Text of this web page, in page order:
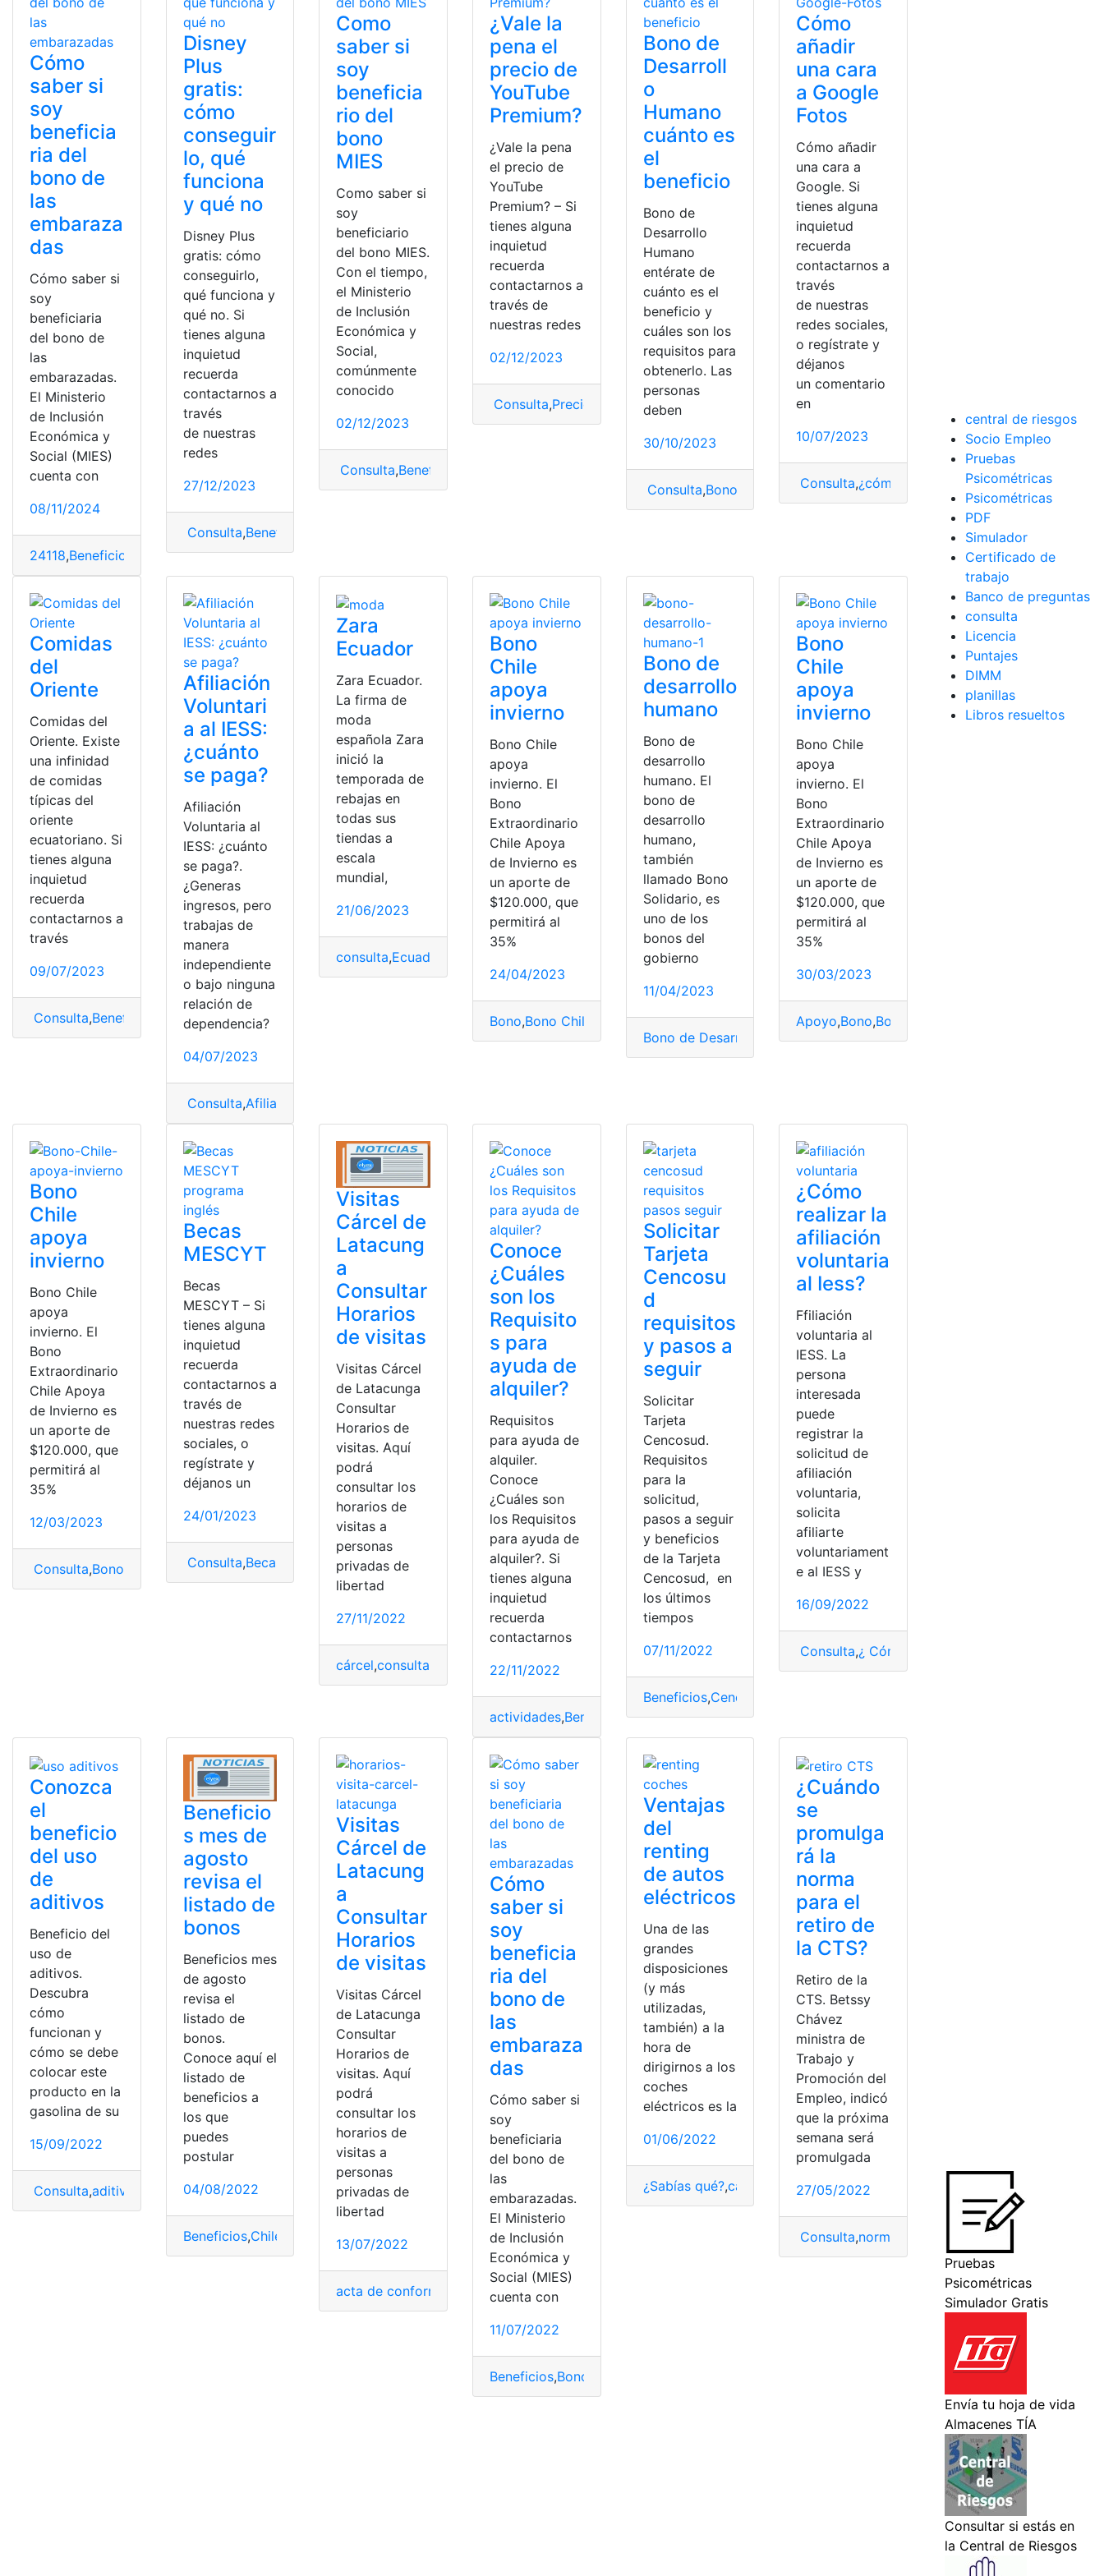
Cómo
saber si
soy
beneficia
ria del
bono de
las
embaraza
das
Cómo saber si
soy
beneficiaria
del bono de
las
embarazadas.
El Ministerio
de Inclusión
Económica y
Social (MIES)
cuenta con
08/11/2024
24118,Beneficio mies,Plataforma,Proyecto
Disney
Plus
gratis:
cómo
conseguir
lo, qué
funciona
y qué no
Disney Plus
gratis: cómo
conseguirlo,
qué funciona y
qué no. Si
tienes alguna
inquietud
recuerda
contactarnos a
través
de nuestras
redes
27/12/2023
Consulta,Beneficios
Como
saber si
soy
beneficia
rio del
bono
MIES
Como saber si
soy
beneficiario
del bono MIES.
Con el tiempo,
el Ministerio
de Inclusión
Económica y
Social,
comúnmente
conocido
02/12/2023
Consulta,Beneficiario Bono MIES,mies
¿Vale la
pena el
precio de
YouTube
Premium?
¿Vale la pena
el precio de
YouTube
Premium? – Si
tienes alguna
inquietud
recuerda
contactarnos a
través de
nuestras redes
02/12/2023
Consulta,Precio YouTube,YouTube Premium
Bono de
Desarroll
o
Humano
cuánto es
el
beneficio
Bono de
Desarrollo
Humano
entérate de
cuánto es el
beneficio y
cuáles son los
requisitos para
obtenerlo. Las
personas
deben
30/10/2023
Consulta,Bono desarrollo,Desarrollo Humano
Cómo
añadir
una cara
a Google
Fotos
Cómo añadir
una cara a
Google. Si
tienes alguna
inquietud
recuerda
contactarnos a
través
de nuestras
redes sociales,
o regístrate y
déjanos
un comentario
en
10/07/2023
Consulta,¿cómo lo hago? Google,Google Fotos
Comidas
del
Oriente
Comidas del
Oriente. Existe
una infinidad
de comidas
típicas del
oriente
ecuatoriano. Si
tienes alguna
inquietud
recuerda
contactarnos a
través
09/07/2023
Consulta,Beneficios Comidas,Oriente,Oriente Ecuatoriano
Afiliación
Voluntari
a al IESS:
¿cuánto
se paga?
Afiliación
Voluntaria al
IESS: ¿cuánto
se paga?.
¿Generas
ingresos, pero
trabajas de
manera
independiente
o bajo ninguna
relación de
dependencia?
04/07/2023
Consulta,Afiliación
Zara
Ecuador
Zara Ecuador.
La firma de
moda
española Zara
inició la
temporada de
rebajas en
todas sus
tiendas a
escala
mundial,
21/06/2023
consulta,Ecuador
Bono
Chile
apoya
invierno
Bono Chile
apoya
invierno. El
Bono
Extraordinario
Chile Apoya
de Invierno es
un aporte de
$120.000, que
permitirá al
35%
24/04/2023
Bono,Bono Chile Bono Chile apoya invierno ,invierno,Servicios
Bono de
desarrollo
humano
Bono de
desarrollo
humano. El
bono de
desarrollo
humano,
también
llamado Bono
Solidario, es
uno de los
bonos del
gobierno
11/04/2023
Bono de Desarrollo Humano,Bono Desarrollo Humano
Bono
Chile
apoya
invierno
Bono Chile
apoya
invierno. El
Bono
Extraordinario
Chile Apoya
de Invierno es
un aporte de
$120.000, que
permitirá al
35%
30/03/2023
Apoyo,Bono,Bono apoya de invierno
Bono
Chile
apoya
invierno
Bono Chile
apoya
invierno. El
Bono
Extraordinario
Chile Apoya
de Invierno es
un aporte de
$120.000, que
permitirá al
35%
12/03/2023
Consulta,Bono Chile Bono Chile apoya invierno Chile
Becas
MESCYT
Becas
MESCYT – Si
tienes alguna
inquietud
recuerda
contactarnos a
través de
nuestras redes
sociales, o
regístrate y
déjanos un
24/01/2023
Consulta,Becas MESCYT,Becas MESCYT programa inglés
Visitas
Cárcel de
Latacung
a
Consultar
Horarios
de visitas
Visitas Cárcel
de Latacunga
Consultar
Horarios de
visitas. Aquí
podrá
consultar los
horarios de
visitas a
personas
privadas de
libertad
27/11/2022
cárcel,consulta
Conoce
¿Cuáles
son los
Requisito
s para
ayuda de
alquiler?
Requisitos
para ayuda de
alquiler.
Conoce
¿Cuáles son
los Requisitos
para ayuda de
alquiler?. Si
tienes alguna
inquietud
recuerda
contactarnos
22/11/2022
actividades,Beneficios,Plataforma,Propiedad
Solicitar
Tarjeta
Cencosu
d
requisitos
y pasos a
seguir
Solicitar
Tarjeta
Cencosud.
Requisitos
para la
solicitud,
pasos a seguir
y beneficios
de la Tarjeta
Cencosud, en
los últimos
tiempos
07/11/2022
Beneficios,Cencosud
¿Cómo
realizar la
afiliación
voluntaria
al Iess?
Ffiliación
voluntaria al
IESS. La
persona
interesada
puede
registrar la
solicitud de
afiliación
voluntaria,
solicita
afiliarte
voluntariament
e al IESS y
16/09/2022
Consulta,¿ Cómo saber?
Conozca
el
beneficio
del uso
de
aditivos
Beneficio del
uso de
aditivos.
Descubra
cómo
funcionan y
cómo se debe
colocar este
producto en la
gasolina de su
15/09/2022
Consulta,aditivos Beneficios,gasolina
Beneficio
s mes de
agosto
revisa el
listado de
bonos
Beneficios mes
de agosto
revisa el
listado de
bonos.
Conoce aquí el
listado de
beneficios a
los que
puedes
postular
04/08/2022
Beneficios,Chile Requisitos Subsidio,
Visitas
Cárcel de
Latacung
a
Consultar
Horarios
de visitas
Visitas Cárcel
de Latacunga
Consultar
Horarios de
visitas. Aquí
podrá
consultar los
horarios de
visitas a
personas
privadas de
libertad
13/07/2022
acta de conformación Horarios, horarios de atención
Cómo
saber si
soy
beneficia
ria del
bono de
las
embaraza
das
Cómo saber si
soy
beneficiaria
del bono de
las
embarazadas.
El Ministerio
de Inclusión
Económica y
Social (MIES)
cuenta con
11/07/2022
Beneficios,Bono
Ventajas
del
renting
de autos
eléctricos
Una de las
grandes
disposiciones
(y más
utilizadas,
también) a la
hora de
dirigirnos a los
coches
eléctricos es la
01/06/2022
¿Sabías qué?,carros coches electricos
¿Cuándo
se
promulga
rá la
norma
para el
retiro de
la CTS?
Retiro de la
CTS. Betssy
Chávez
ministra de
Trabajo y
Promoción del
Empleo, indicó
que la próxima
semana será
promulgada
27/05/2022
Consulta,normas Retiro
central de riesgos
Socio Empleo
Pruebas
Psicométricas
Psicométricas
PDF
Simulador
Certificado de
trabajo
Banco de preguntas
consulta
Licencia
Puntajes
DIMM
planillas
Libros resueltos